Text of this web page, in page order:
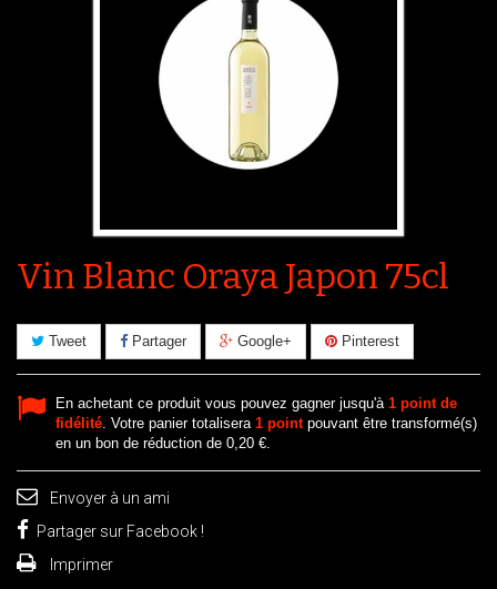
Vin Blanc Oraya Japon 75cl
Tweet Partager Google+ Pinterest
En achetant ce produit vous pouvez gagner jusqu'à 1 point de
fidélité. Votre panier totalisera 1 pointpouvant être transformé(s)
en un bon de réduction de 0,20 €.
Envoyer à un ami
Partager sur Facebook !
Imprimer